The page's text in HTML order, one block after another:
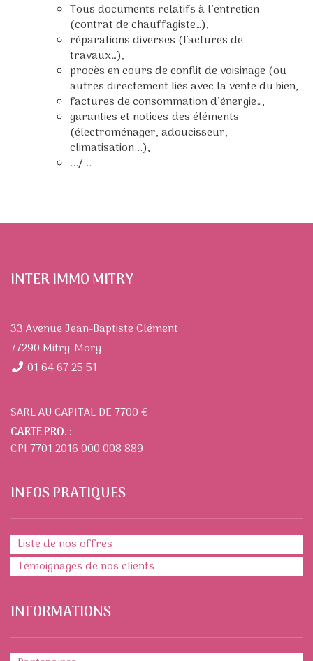
Tous documents relatifs à l’entretien
(contrat de chauffagiste…),
réparations diverses (factures de
travaux…),
procès en cours de conflit de voisinage (ou
autres directement liés avec la vente du bien,
factures de consommation d’énergie…,
garanties et notices des éléments
(électroménager, adoucisseur,
climatisation...),
.../...
INTER IMMO MITRY
33 Avenue Jean-Baptiste Clément
77290 Mitry-Mory
01 64 67 25 51
SARL AU CAPITAL DE 7700 €
CARTE PRO. :
CPI 7701 2016 000 008 889
INFOS PRATIQUES
Liste de nos offres
Témoignages de nos clients
INFORMATIONS